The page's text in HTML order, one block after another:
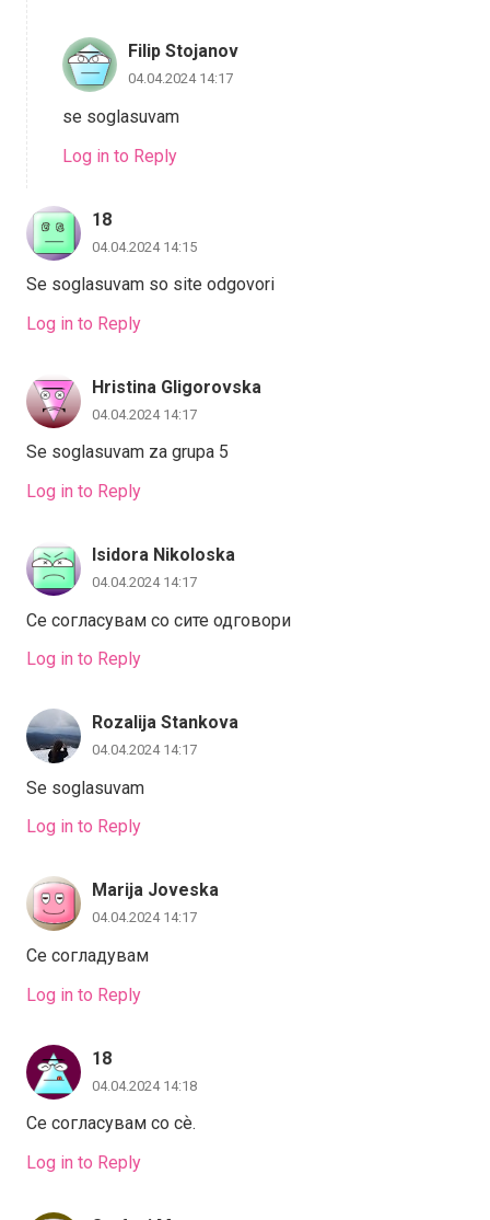
Filip Stojanov
04.04.2024 14:17
se soglasuvam
Log in to Reply
18
04.04.2024 14:15
Se soglasuvam so site odgovori
Log in to Reply
Hristina Gligorovska
04.04.2024 14:17
Se soglasuvam za grupa 5
Log in to Reply
Isidora Nikoloska
04.04.2024 14:17
Се согласувам со сите одговори
Log in to Reply
Rozalija Stankova
04.04.2024 14:17
Se soglasuvam
Log in to Reply
Marija Joveska
04.04.2024 14:17
Се согладувам
Log in to Reply
18
04.04.2024 14:18
Се согласувам со сѐ.
Log in to Reply